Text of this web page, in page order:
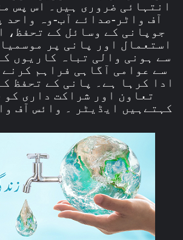
انتہائی ضروری ہیں۔ اس پس
آف واٹر-صدائے آب-وہ واحد
جوپانی کے وسائل کے تحفظ،
استعمال اور پانی پر
سے ہونی والی تباہ کاریوں
سے عوامی آگاہی فراہم
ادا کرہا ہے۔ پانی کے تحفظ
تعاون اور شراکت داری کو
کہتےہیں ایڈیٹر ۔ وائس آف